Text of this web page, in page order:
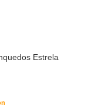
Estrela